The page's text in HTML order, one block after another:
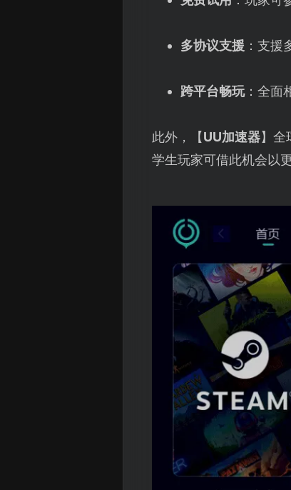
多协议支援 ：支援
跨平台畅玩：全面
此外，【UU加速器】全
学生玩家可借此机会以